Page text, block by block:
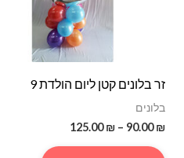
זר בלונים קטן ליום הולדת 9
בלונים
90.00₪
–
125.00₪
טווח